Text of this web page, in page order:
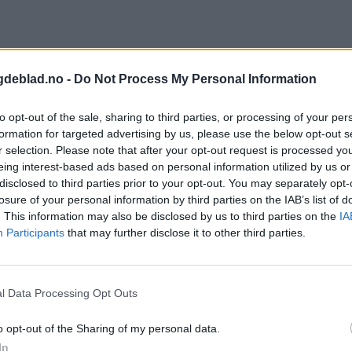
- Do Not Process My Personal Information
opt-out of the sale, sharing to third parties, or processing of your
for targeted advertising by us, please use the below opt-out
selection. Please note that after your opt-out request is processed
interest-based ads based on personal information utilized by us
to third parties prior to your opt-out. You may separately
of your personal information by third parties on the IAB’s list of
This information may also be disclosed by us to third parties on the
Participants that may further disclose it to other third parties.
Data Processing Opt Outs
opt-out of the Sharing of my personal data.
Riska var det Skjold-laget som imponerte tidligere tilbake i kjent
Aarås var svært nære. Det var også gjestene, men Håkon
fikk han uttelling og sendte Riske opp i ledelsen og opp på 3.
mål. Dette var den tredje scoringen på Tollak Emil, som var
årets siste kamp. Marco Augusto Passera mistet ballen og
lenge at Riska og Slettebø avsluttet sesongen med en scoring.
Det som gledet mest var likevel at laget spilte fotballmessig
Årets spiller.